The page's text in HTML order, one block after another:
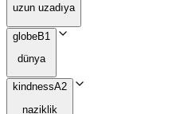
uzun uzadıya
globeB1
dünya
kindnessA2
naziklik